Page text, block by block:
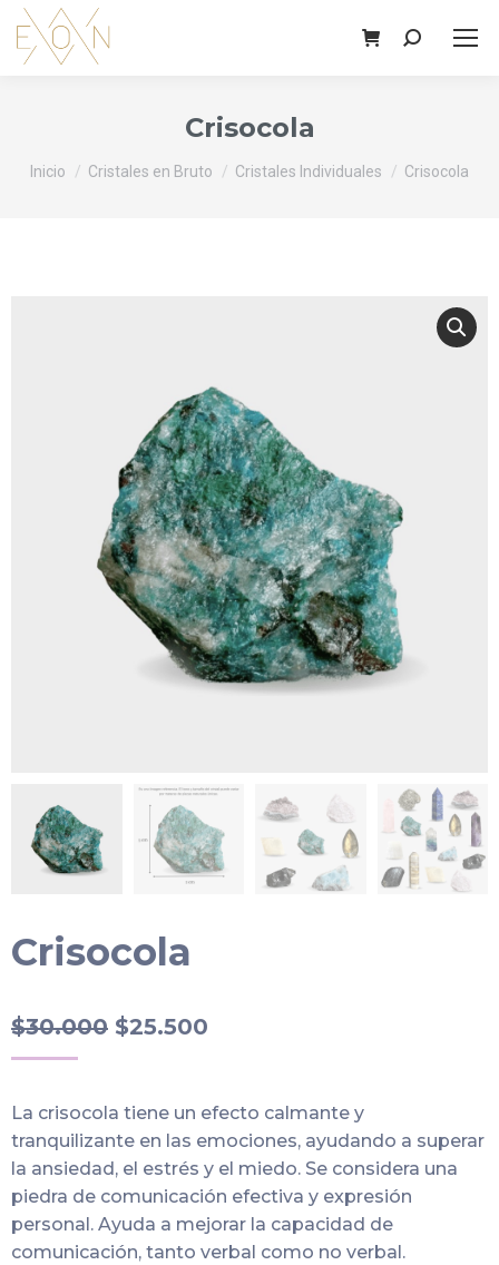
Buscar:
Crisocola
Estás aquí:
Inicio Cristales en Bruto Cristales Individuales Crisocola
Crisocola
$30.000 El
era:
$30.000.
$25.500
es:
$25.500.
La crisocola tiene un efecto calmante y
tranquilizante en las emociones, ayudando a superar
la ansiedad, el estrés y el miedo. Se considera una
piedra de comunicación efectiva y expresión
personal. Ayuda a mejorar la capacidad de
comunicación, tanto verbal como no verbal.